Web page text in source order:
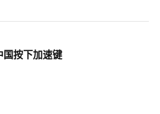
国按下加速键